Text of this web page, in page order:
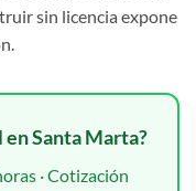
sin licencia expone
Santa Marta?
· Cotización